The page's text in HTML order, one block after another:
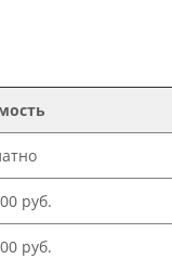
руб.
руб.